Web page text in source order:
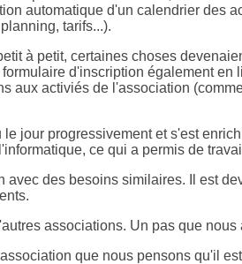
automatique d'un calendrier des
tarifs...).
à petit, certaines choses
d'inscription également en
aux activiés de l'association
jour progressivement et s'est
ce qui a permis de
des besoins similaires. Il est
associations. Un pas que nous
que nous pensons qu'il